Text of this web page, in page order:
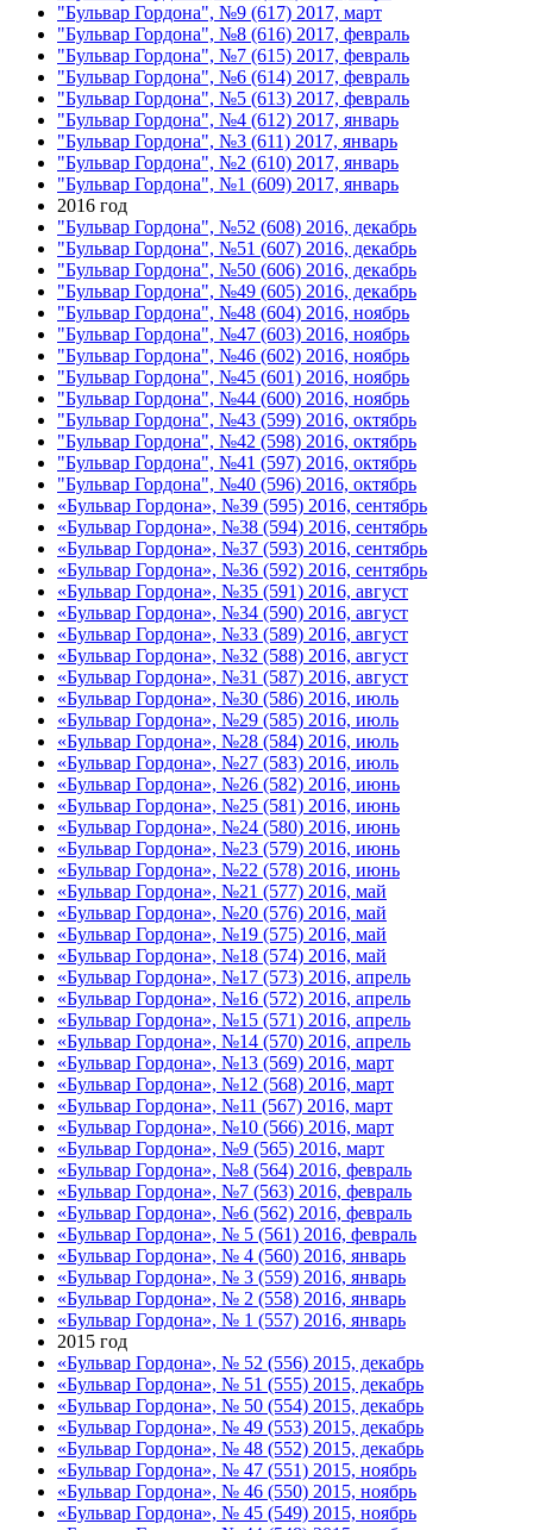
"Бульвар Гордона", №9 (617) 2017, март
"Бульвар Гордона", №8 (616) 2017, февраль
"Бульвар Гордона", №7 (615) 2017, февраль
"Бульвар Гордона", №6 (614) 2017, февраль
"Бульвар Гордона", №5 (613) 2017, февраль
"Бульвар Гордона", №4 (612) 2017, январь
"Бульвар Гордона", №3 (611) 2017, январь
"Бульвар Гордона", №2 (610) 2017, январь
"Бульвар Гордона", №1 (609) 2017, январь
2016 год
"Бульвар Гордона", №52 (608) 2016, декабрь
"Бульвар Гордона", №51 (607) 2016, декабрь
"Бульвар Гордона", №50 (606) 2016, декабрь
"Бульвар Гордона", №49 (605) 2016, декабрь
"Бульвар Гордона", №48 (604) 2016, ноябрь
"Бульвар Гордона", №47 (603) 2016, ноябрь
"Бульвар Гордона", №46 (602) 2016, ноябрь
"Бульвар Гордона", №45 (601) 2016, ноябрь
"Бульвар Гордона", №44 (600) 2016, ноябрь
"Бульвар Гордона", №43 (599) 2016, октябрь
"Бульвар Гордона", №42 (598) 2016, октябрь
"Бульвар Гордона", №41 (597) 2016, октябрь
"Бульвар Гордона", №40 (596) 2016, октябрь
«Бульвар Гордона», №39 (595) 2016, сентябрь
«Бульвар Гордона», №38 (594) 2016, сентябрь
«Бульвар Гордона», №37 (593) 2016, сентябрь
«Бульвар Гордона», №36 (592) 2016, сентябрь
«Бульвар Гордона», №35 (591) 2016, август
«Бульвар Гордона», №34 (590) 2016, август
«Бульвар Гордона», №33 (589) 2016, август
«Бульвар Гордона», №32 (588) 2016, август
«Бульвар Гордона», №31 (587) 2016, август
«Бульвар Гордона», №30 (586) 2016, июль
«Бульвар Гордона», №29 (585) 2016, июль
«Бульвар Гордона», №28 (584) 2016, июль
«Бульвар Гордона», №27 (583) 2016, июль
«Бульвар Гордона», №26 (582) 2016, июнь
«Бульвар Гордона», №25 (581) 2016, июнь
«Бульвар Гордона», №24 (580) 2016, июнь
«Бульвар Гордона», №23 (579) 2016, июнь
«Бульвар Гордона», №22 (578) 2016, июнь
«Бульвар Гордона», №21 (577) 2016, май
«Бульвар Гордона», №20 (576) 2016, май
«Бульвар Гордона», №19 (575) 2016, май
«Бульвар Гордона», №18 (574) 2016, май
«Бульвар Гордона», №17 (573) 2016, апрель
«Бульвар Гордона», №16 (572) 2016, апрель
«Бульвар Гордона», №15 (571) 2016, апрель
«Бульвар Гордона», №14 (570) 2016, апрель
«Бульвар Гордона», №13 (569) 2016, март
«Бульвар Гордона», №12 (568) 2016, март
«Бульвар Гордона», №11 (567) 2016, март
«Бульвар Гордона», №10 (566) 2016, март
«Бульвар Гордона», №9 (565) 2016, март
«Бульвар Гордона», №8 (564) 2016, февраль
«Бульвар Гордона», №7 (563) 2016, февраль
«Бульвар Гордона», №6 (562) 2016, февраль
«Бульвар Гордона», № 5 (561) 2016, февраль
«Бульвар Гордона», № 4 (560) 2016, январь
«Бульвар Гордона», № 3 (559) 2016, январь
«Бульвар Гордона», № 2 (558) 2016, январь
«Бульвар Гордона», № 1 (557) 2016, январь
2015 год
«Бульвар Гордона», № 52 (556) 2015, декабрь
«Бульвар Гордона», № 51 (555) 2015, декабрь
«Бульвар Гордона», № 50 (554) 2015, декабрь
«Бульвар Гордона», № 49 (553) 2015, декабрь
«Бульвар Гордона», № 48 (552) 2015, декабрь
«Бульвар Гордона», № 47 (551) 2015, ноябрь
«Бульвар Гордона», № 46 (550) 2015, ноябрь
«Бульвар Гордона», № 45 (549) 2015, ноябрь